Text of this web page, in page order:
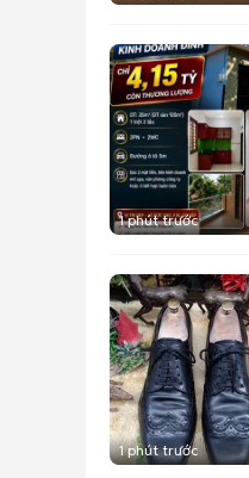
1 phút trước
1 phút trước